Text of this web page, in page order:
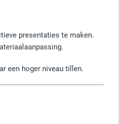
presentaties te maken.
een hoger niveau tillen.